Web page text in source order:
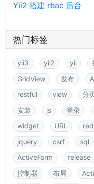
Yii2 搭建 rbac 后台
热门标签
yii3 yii2 yii
GridView
发布
restful
view 分
安装
js 登录
widget
URL
jquery
csrf sql
ActiveForm
release
控制器
布局